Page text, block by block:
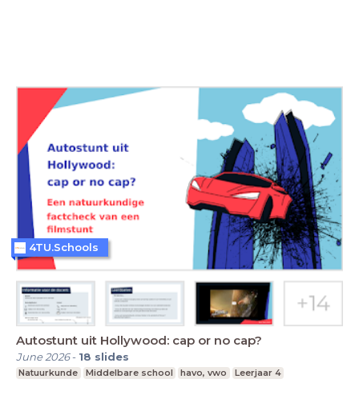
Autostunt uit Hollywood: cap or no cap?
June 2026- 18 slides
Natuurkunde Middelbare school havo, vwo Leerjaar 4
4TU.Schools